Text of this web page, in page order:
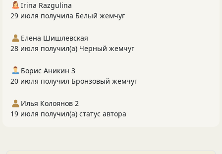
Irina Razgulina
29 июля получила Белый жемчуг
Елена Шишлевская
28 июля получил(а) Черный жемчуг
Борис Аникин 3
20 июля получил Бронзовый жемчуг
Илья Колоянов 2
19 июля получил(а) статус автора